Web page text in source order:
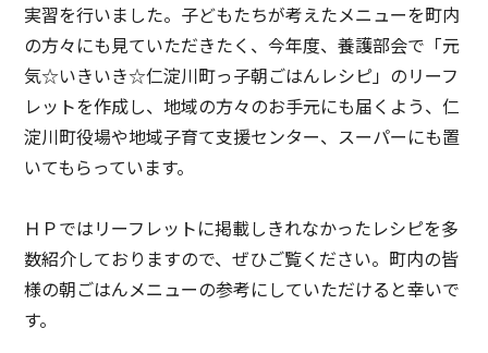
実習を行いました。子どもたちが考えたメニューを町内
の方々にも見ていただきたく、今年度、養護部会で「元
気☆いきいき☆仁淀川町っ子朝ごはんレシピ」のリーフ
レットを作成し、地域の方々のお手元にも届くよう、仁
淀川町役場や地域子育て支援センター、スーパーにも置
いてもらっています。
ＨＰではリーフレットに掲載しきれなかったレシピを多
数紹介しておりますので、ぜひご覧ください。町内の皆
様の朝ごはんメニューの参考にしていただけると幸いで
す。